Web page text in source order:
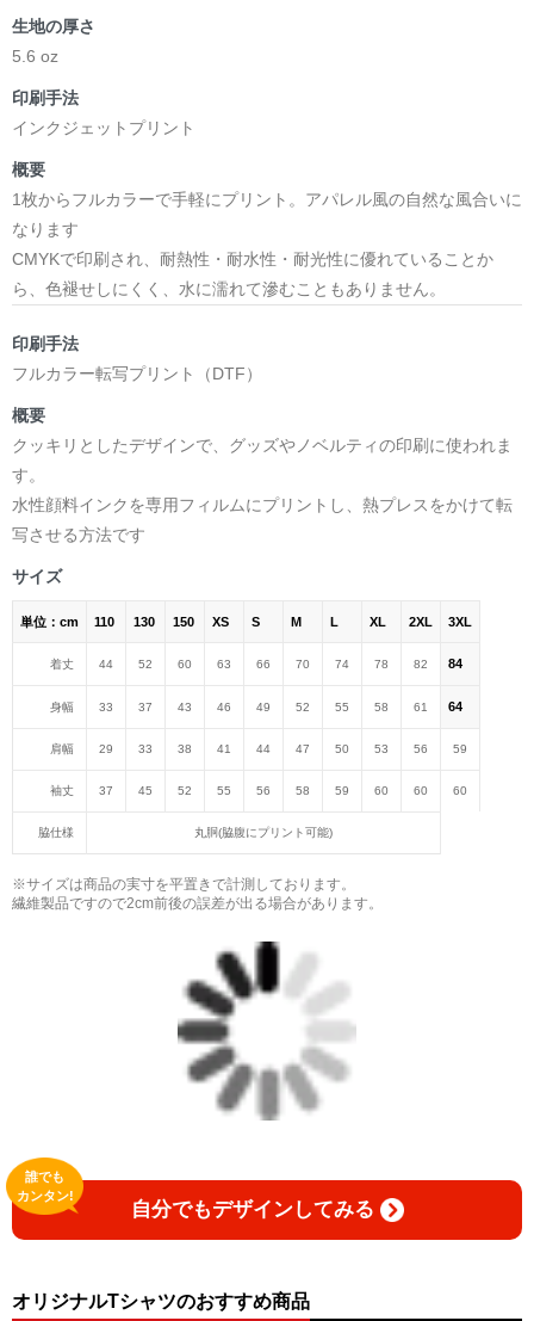
生地の厚さ
5.6 oz
印刷手法
インクジェットプリント
概要
1枚からフルカラーで手軽にプリント。アパレル風の自然な風合いに
なります
CMYKで印刷され、耐熱性・耐水性・耐光性に優れていることか
ら、色褪せしにくく、水に濡れて滲むこともありません。
印刷手法
フルカラー転写プリント（DTF）
概要
クッキリとしたデザインで、グッズやノベルティの印刷に使われま
す。
水性顔料インクを専用フィルムにプリントし、熱プレスをかけて転
写させる方法です
サイズ
単位：cm 110 130 150 XS S M L XL 2XL 3XL
着丈 44 52 60 63 66 70 74 78 82 84
身幅 33 37 43 46 49 52 55 58 61 64
肩幅 29 33 38 41 44 47 50 53 56 59
袖丈 37 45 52 55 56 58 59 60 60 60
脇仕様 丸胴(脇腹にプリント可能)
※サイズは商品の実寸を平置きで計測しております。
繊維製品ですので2cm前後の誤差が出る場合があります。
自分でもデザインしてみる
誰でも
カンタン!
オリジナルTシャツのおすすめ商品